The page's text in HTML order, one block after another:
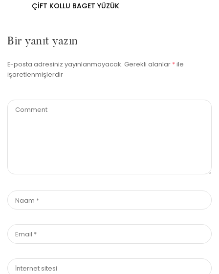
ÇIFT KOLLU BAGET YÜZÜK
Bir yanıt yazın
E-posta adresiniz yayınlanmayacak. Gerekli alanlar *ile
işaretlenmişlerdir